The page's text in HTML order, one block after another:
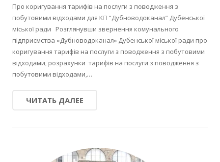
Про коригування тарифів на послуги з поводження з
побутовими відходами для КП “Дубноводоканал” Дубенської
міської ради Розглянувши звернення комунального
підприємства «Дубноводоканал» Дубенської міської ради про
коригування тарифів на послуги з поводження з побутовими
відходами, розрахунки тарифів на послуги з поводження з
побутовими відходами,…
ЧИТАТЬ ДАЛЕЕ